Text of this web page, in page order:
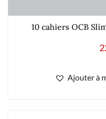
10 cahiers OCB
Ajouter à